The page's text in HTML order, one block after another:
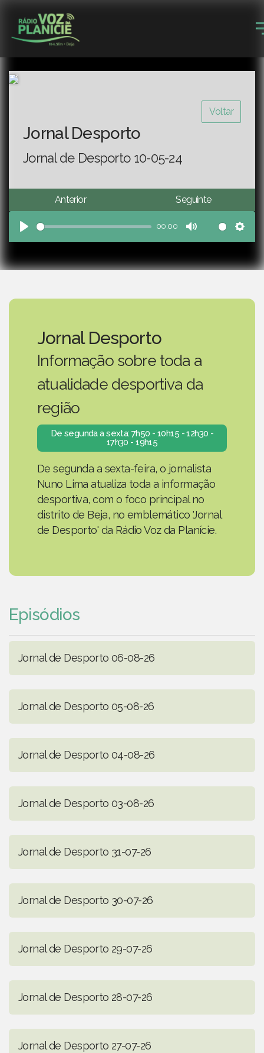
Voltar
Jornal Desporto
Jornal de Desporto 10-05-24
Anterior Seguinte
Play
00:00
Mute
Jornal Desporto
Informação sobre toda a
atualidade desportiva da
região
De segunda a sexta: 7h50 - 10h15 - 12h30 -
17h30 - 19h15
De segunda a sexta-feira, o jornalista
Nuno Lima atualiza toda a informação
desportiva, com o foco principal no
distrito de Beja, no emblemático 'Jornal
de Desporto' da Rádio Voz da Planície.
Episódios
Jornal de Desporto 06-08-26
Jornal de Desporto 05-08-26
Jornal de Desporto 04-08-26
Jornal de Desporto 03-08-26
Jornal de Desporto 31-07-26
Jornal de Desporto 30-07-26
Jornal de Desporto 29-07-26
Jornal de Desporto 28-07-26
Jornal de Desporto 27-07-26